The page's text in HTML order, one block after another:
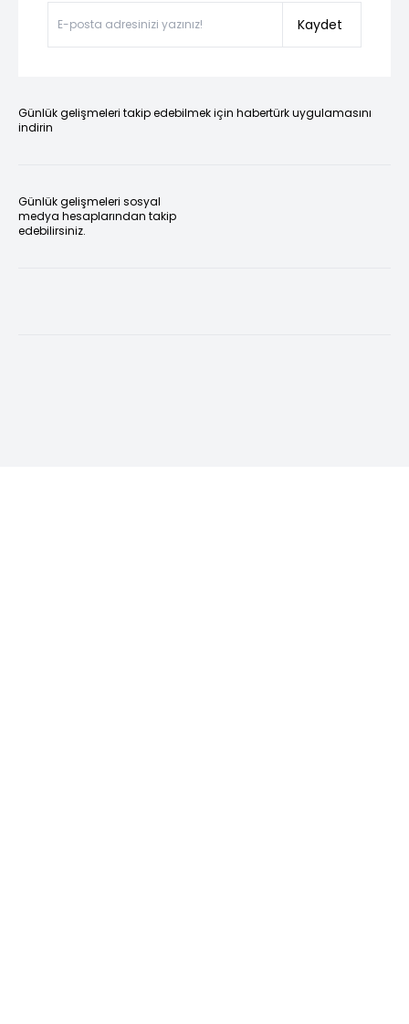
Kaydet
Günlük gelişmeleri takip edebilmek için habertürk uygulamasını
indirin
Günlük gelişmeleri sosyal
medya hesaplarından takip
edebilirsiniz.